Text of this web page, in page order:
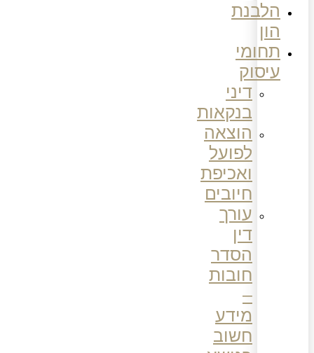
הלבנת
הון
תחומי
עיסוק
דיני
בנקאות
הוצאה
לפועל
ואכיפת
חיובים
עורך
דין
הסדר
חובות
מידע
חשוב